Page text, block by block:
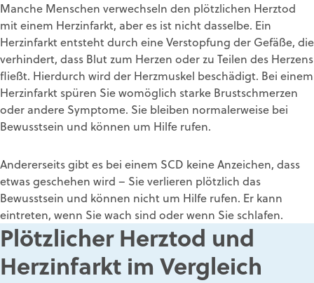
Manche Menschen verwechseln den plötzlichen Herztod
mit einem Herzinfarkt, aber es ist nicht dasselbe. Ein
Herzinfarkt entsteht durch eine Verstopfung der Gefäße, die
verhindert, dass Blut zum Herzen oder zu Teilen des Herzens
fließt. Hierdurch wird der Herzmuskel beschädigt. Bei einem
Herzinfarkt spüren Sie womöglich starke Brustschmerzen
oder andere Symptome. Sie bleiben normalerweise bei
Bewusstsein und können um Hilfe rufen.
Andererseits gibt es bei einem SCD keine Anzeichen, dass
etwas geschehen wird – Sie verlieren plötzlich das
Bewusstsein und können nicht um Hilfe rufen. Er kann
eintreten, wenn Sie wach sind oder wenn Sie schlafen.
Plötzlicher Herztod und
Herzinfarkt im Vergleich